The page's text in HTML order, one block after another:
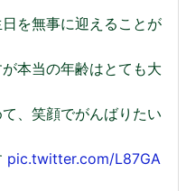
を無事に迎えることが
本当の年齢はとても大
、笑顔でがんばりたい
pic.twitter.com/L87GA